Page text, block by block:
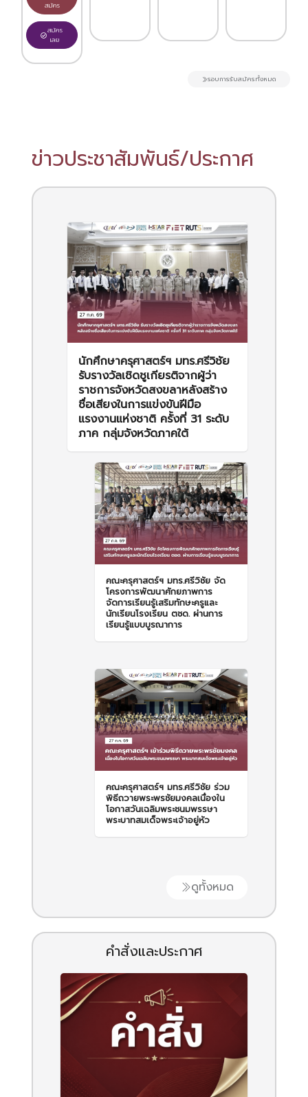
สมัคร
สมัคร
เลย
รอบการรับสมัครทั้งหมด
ข่าวประชาสัมพันธ์/ประกาศ
นักศึกษาครุศาสตร์ฯ มทร.ศรีวิชัย
รับรางวัลเชิดชูเกียรติจากผู้ว่า
ราชการจังหวัดสงขลาหลังสร้าง
ชื่อเสียงในการแข่งขันฝีมือ
แรงงานแห่งชาติ ครั้งที่ 31 ระดับ
ภาค กลุ่มจังหวัดภาคใต้
คณะครุศาสตร์ฯ มทร.ศรีวิชัย จัด
โครงการพัฒนาศักยภาพการ
จัดการเรียนรู้เสริมทักษะครูและ
นักเรียนโรงเรียน ตชด. ผ่านการ
เรียนรู้แบบบูรณาการ
คณะครุศาสตร์ฯ มทร.ศรีวิชัย ร่วม
พิธีถวายพระพรชัยมงคลเนื่องใน
โอกาสวันเฉลิมพระชนมพรรษา
พระบาทสมเด็จพระเจ้าอยู่หัว
ดูทั้งหมด
คำสั่งและประกาศ